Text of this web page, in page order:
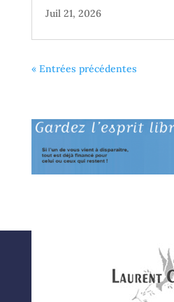
Juil 21, 2026
« Entrées précédentes